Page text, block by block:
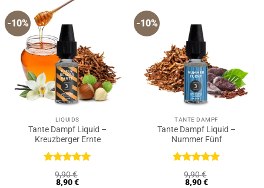
-10%
LIQUIDS
Tante Dampf Liquid –
Kreuzberger Ernte
Bewertet
mit5von
9,90€
8,90€
-10%
TANTE DAMPF
Tante Dampf Liquid –
Nummer Fünf
Bewertet
mit5von
9,90€
8,90€